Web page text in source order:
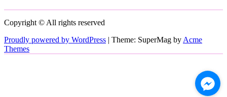
Copyright © All rights reserved
Proudly powered by WordPress | Theme: SuperMag by Acme
Themes